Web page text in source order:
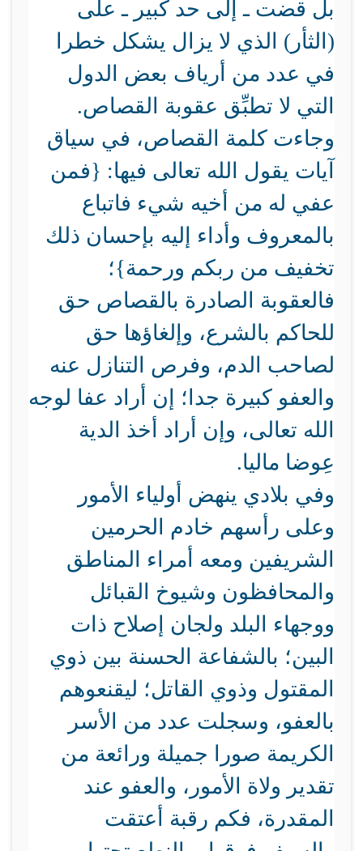
بل قضت ـ إلى حد كبير ـ على
(الثأر) الذي لا يزال يشكل خطرا
في عدد من أرياف بعض الدول
التي لا تطبِّق عقوبة القصاص.
وجاءت كلمة القصاص، في سياق
آيات يقول الله تعالى فيها: {فمن
عفي له من أخيه شيء فاتباع
بالمعروف وأداء إليه بإحسان ذلك
تخفيف من ربكم ورحمة}؛
فالعقوبة الصادرة بالقصاص حق
للحاكم بالشرع، وإلغاؤها حق
لصاحب الدم، وفرص التنازل عنه
والعفو كبيرة جدا؛ إن أراد عفا لوجه
الله تعالى، وإن أراد أخذ الدية
عِوضا ماليا.
وفي بلادي ينهض أولياء الأمور
وعلى رأسهم خادم الحرمين
الشريفين ومعه أمراء المناطق
والمحافظون وشيوخ القبائل
ووجهاء البلد ولجان إصلاح ذات
البين؛ بالشفاعة الحسنة بين ذوي
المقتول وذوي القاتل؛ ليقنعوهم
بالعفو، وسجلت عدد من الأسر
الكريمة صورا جميلة ورائعة من
تقدير ولاة الأمور، والعفو عند
المقدرة، فكم رقبة أعتقت